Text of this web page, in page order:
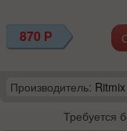
870 Р
Производитель: Ritmix
Требуется